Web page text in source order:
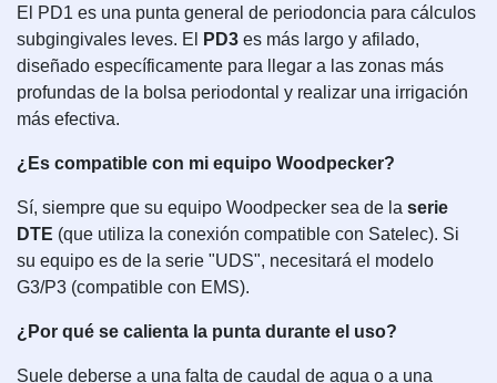
El PD1 es una punta general de periodoncia para cálculos
subgingivales leves. El
PD3 es más largo y afilado,
diseñado específicamente para llegar a las zonas más
profundas de la bolsa periodontal y realizar una irrigación
más efectiva.
¿Es compatible con mi equipo Woodpecker?
Sí, siempre que su equipo Woodpecker sea de la serie
DTE (que utiliza la conexión compatible con Satelec). Si
su equipo es de la serie "UDS", necesitará el modelo
G3/P3 (compatible con EMS).
¿Por qué se calienta la punta durante el uso?
Suele deberse a una falta de caudal de agua o a una